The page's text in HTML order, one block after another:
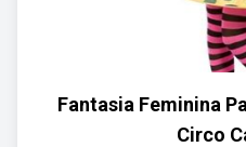
Fantasia Feminina
Circo